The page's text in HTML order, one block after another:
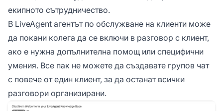
екипното сътрудничество.
В LiveAgent агентът по обслужване на клиенти може
да покани колега да се включи в разговор с клиент,
ако е нужна допълнителна помощ или специфични
умения. Все пак не можете да създавате групов чат
с повече от един клиент, за да останат всички
разговори организирани.